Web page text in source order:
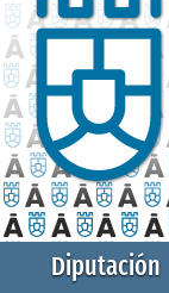
Diputación